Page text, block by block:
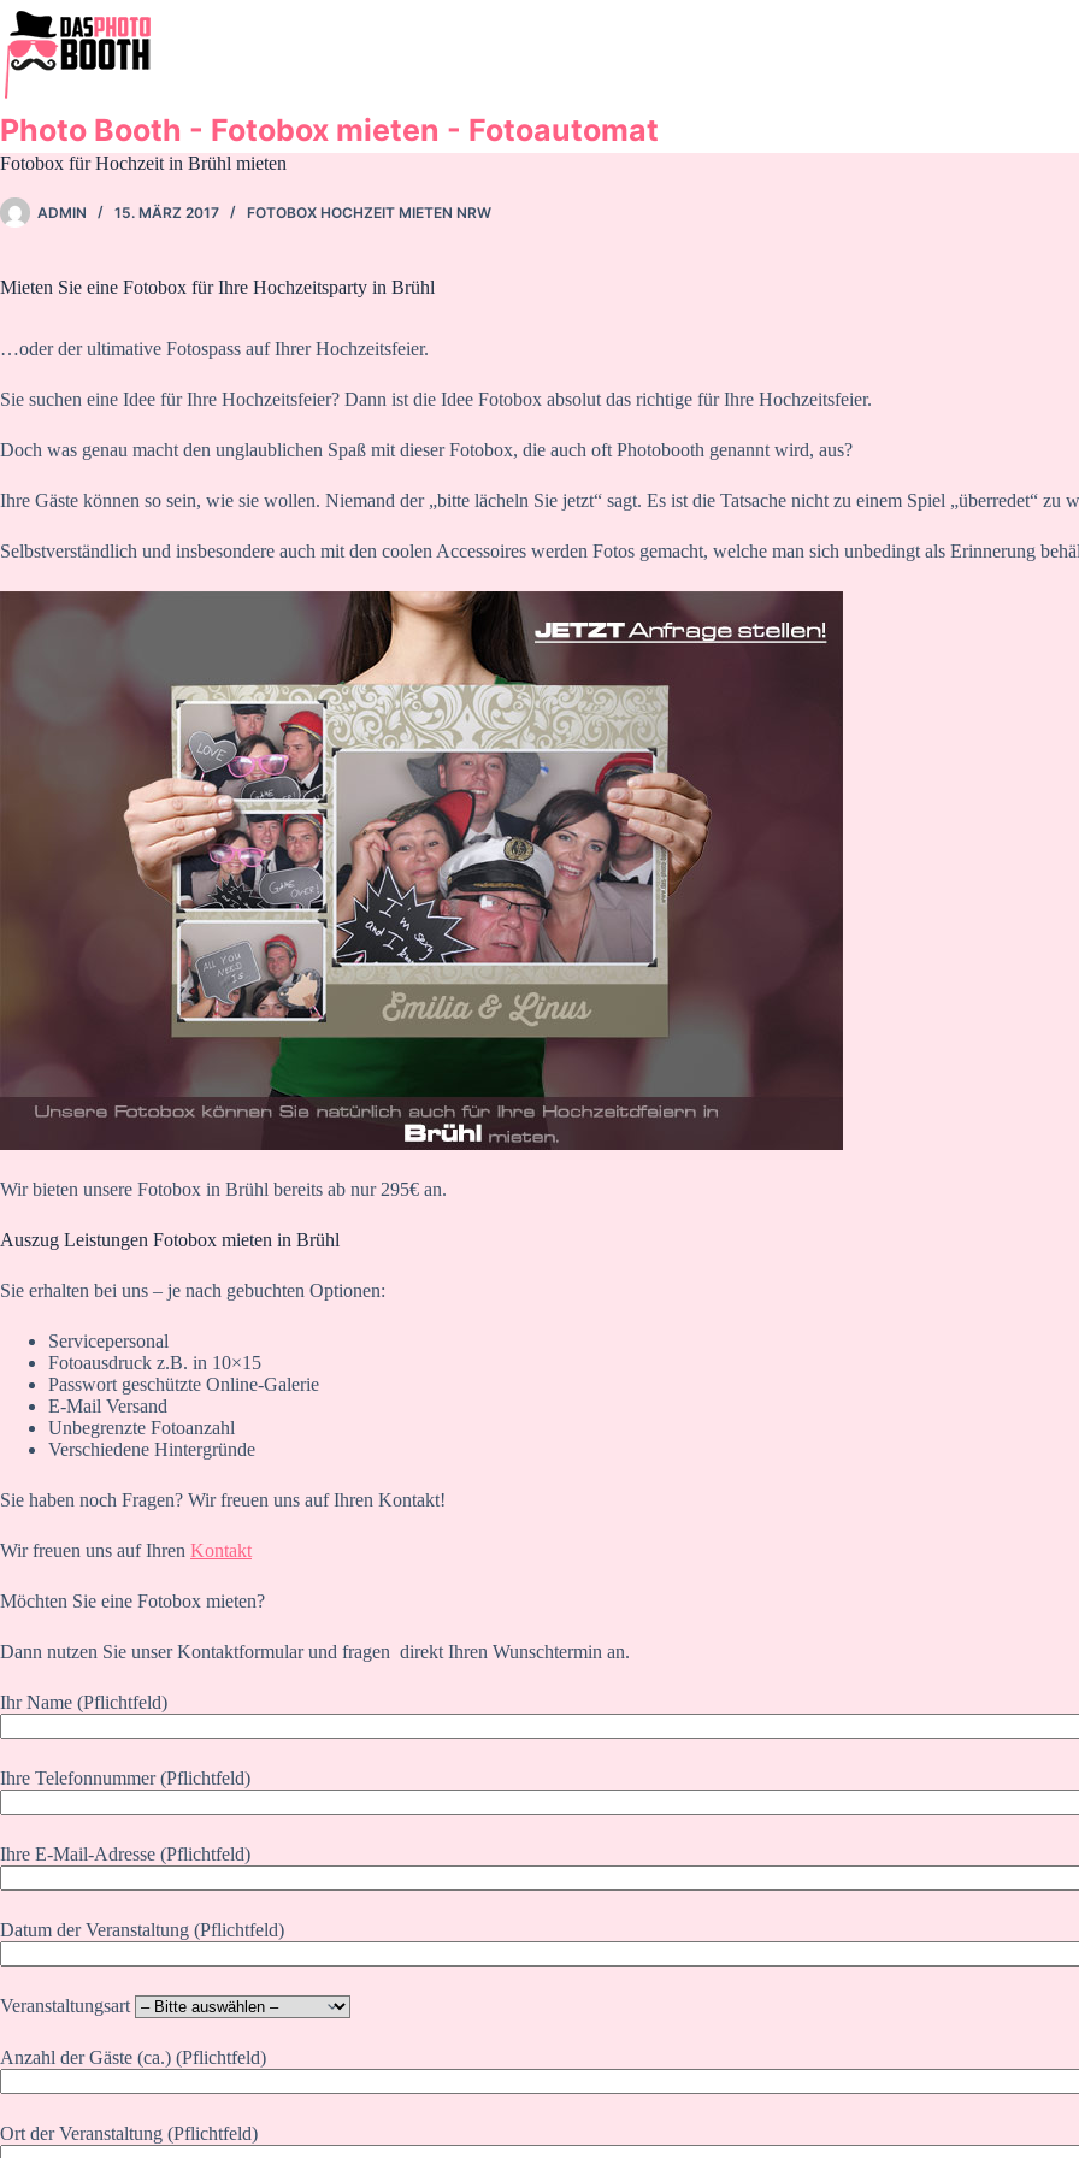
Zum
Inhalt
springen
Photo Booth - Fotobox mieten - Fotoautomat
Fotobox für Hochzeit in Brühl mieten
ADMIN 15. MÄRZ 2017 FOTOBOX HOCHZEIT MIETEN NRW
Mieten Sie eine Fotobox für Ihre Hochzeitsparty in Brühl
…oder der ultimative Fotospass auf Ihrer Hochzeitsfeier.
Sie suchen eine Idee für Ihre Hochzeitsfeier? Dann ist die Idee Fotobox absolut das richtige für Ihre Hochzeitsfeier.
Doch was genau macht den unglaublichen Spaß mit dieser Fotobox, die auch oft Photobooth genannt wird, aus?
Ihre Gäste können so sein, wie sie wollen. Niemand der „bitte lächeln Sie jetzt“ sagt. Es ist die Tatsache nicht zu einem Spiel „überredet“ zu
Selbstverständlich und insbesondere auch mit den coolen Accessoires werden Fotos gemacht, welche man sich unbedingt als Erinnerung
Wir bieten unsere Fotobox in Brühl bereits ab nur 295€ an.
Auszug Leistungen Fotobox mieten in Brühl
Sie erhalten bei uns – je nach gebuchten Optionen:
Servicepersonal
Fotoausdruck z.B. in 10×15
Passwort geschützte Online-Galerie
E-Mail Versand
Unbegrenzte Fotoanzahl
Verschiedene Hintergründe
Sie haben noch Fragen? Wir freuen uns auf Ihren Kontakt!
Wir freuen uns auf Ihren Kontakt
Möchten Sie eine Fotobox mieten?
Dann nutzen Sie unser Kontaktformular und fragen direkt Ihren Wunschtermin an.
Ihr Name (Pflichtfeld)
Ihre Telefonnummer (Pflichtfeld)
Ihre E-Mail-Adresse (Pflichtfeld)
Datum der Veranstaltung (Pflichtfeld)
Veranstaltungsart
Anzahl der Gäste (ca.) (Pflichtfeld)
Ort der Veranstaltung (Pflichtfeld)